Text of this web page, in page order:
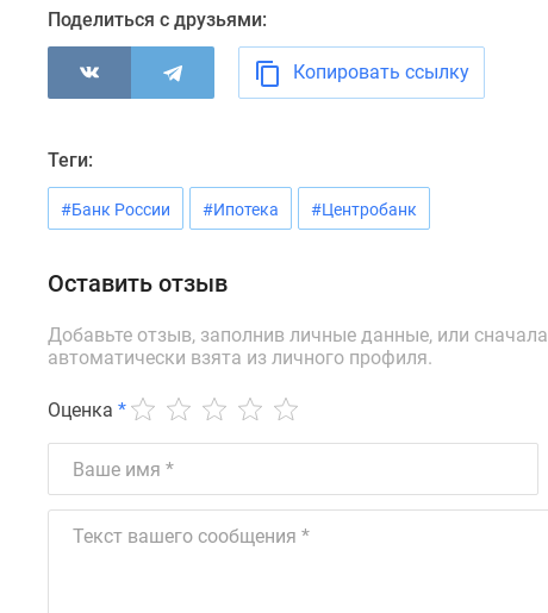
рынка
Панорамы
застройщиком
эксперта
Студии
калькулятор
Новости
Новостройки
Ленинградской
ипотека
Квартиры
скидками
Поделиться с друзьями:
Копировать ссылку
Теги:
#Банк России #Ипотека #Центробанк
Оставить отзыв
Добавьте отзыв, заполнив личные данные, или сначала
автоматически взята из личного профиля.
Оценка *